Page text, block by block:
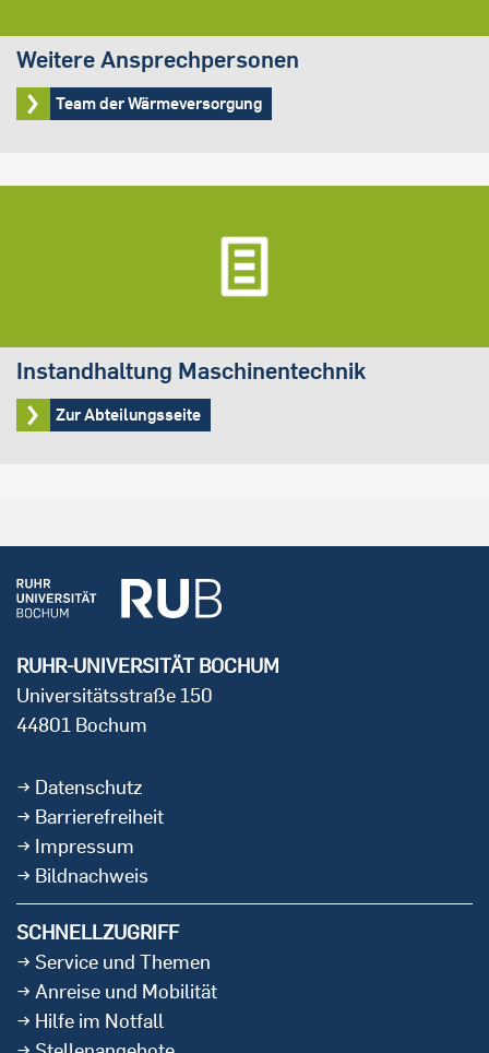
Weitere Ansprechpersonen
Team der Wärmeversorgung
Instandhaltung Maschinentechnik
Zur Abteilungsseite
RUHR-UNIVERSITÄT BOCHUM
Universitätsstraße 150
44801 Bochum
Datenschutz
Barrierefreiheit
Impressum
Bildnachweis
SCHNELLZUGRIFF
Service und Themen
Anreise und Mobilität
Hilfe im Notfall